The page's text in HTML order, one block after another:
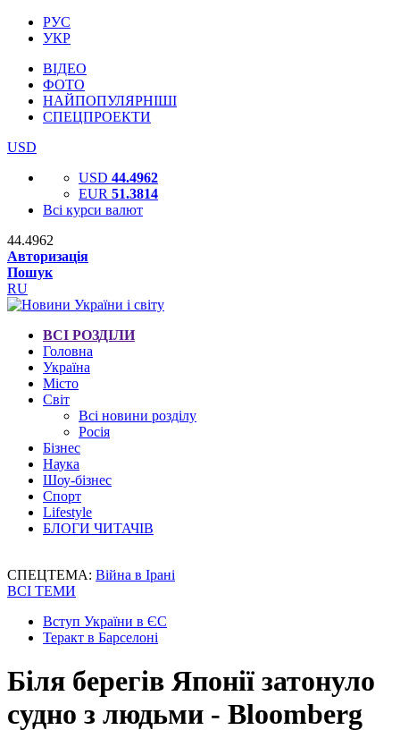
РУС
УКР
ВІДЕО
ФОТО
НАЙПОПУЛЯРНІШІ
СПЕЦПРОЕКТИ
USD
USD 44.4962
EUR 51.3814
Всі курси валют
44.4962
Авторизація
Пошук
RU
ВСІ РОЗДІЛИ
Головна
Україна
Місто
Світ
Всі новини розділу
Росія
Бізнес
Наука
Шоу-бізнес
Спорт
Lifestyle
БЛОГИ ЧИТАЧІВ
СПЕЦТЕМА: Війна в Ірані
ВСІ ТЕМИ
Вступ України в ЄС
Теракт в Барселоні
Біля берегів Японії затонуло
судно з людьми - Bloomberg